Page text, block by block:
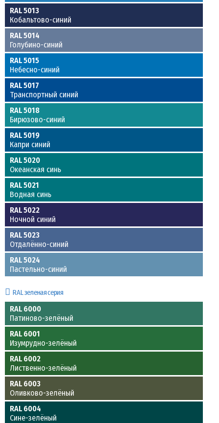
RAL 5013
Кобальтово-синий
RAL 5014
Голубино-синий
RAL 5015
Небесно-синий
RAL 5017
Транспортный синий
RAL 5018
Бирюзово-синий
RAL 5019
Капри синий
RAL 5020
Океанская синь
RAL 5021
Водная синь
RAL 5022
Ночной синий
RAL 5023
Отдалённо-синий
RAL 5024
Пастельно-синий
RAL зеленая серия
RAL 6000
Патиново-зелёный
RAL 6001
Изумрудно-зелёный
RAL 6002
Лиственно-зелёный
RAL 6003
Оливково-зелёный
RAL 6004
Сине-зелёный